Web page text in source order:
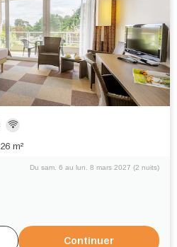
26 m²
Du sam. 6 au lun. 8 mars 2027 (2 nuits)
Continuer